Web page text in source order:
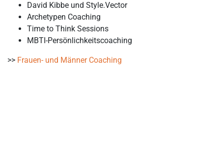
David Kibbe und Style.Vector
Archetypen Coaching
Time to Think Sessions
MBTI-Persönlichkeitscoaching
>> Frauen- und Männer Coaching